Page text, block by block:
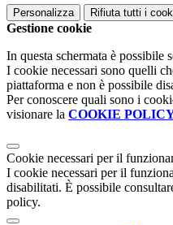
Personalizza Rifiuta tutti i
Gestione cookie
In questa schermata è possibile
I cookie necessari sono quelli
piattaforma e non è possibile
Per conoscere quali sono i
visionare la COOKIE
Cookie necessari per il
I cookie necessari per il
disabilitati. È possibile
policy.